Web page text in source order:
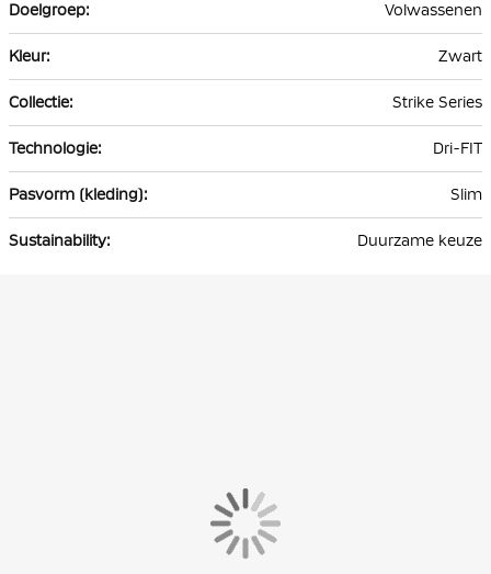
Volwassenen
Zwart
Strike Series
Dri-FIT
Slim
Duurzame keuze